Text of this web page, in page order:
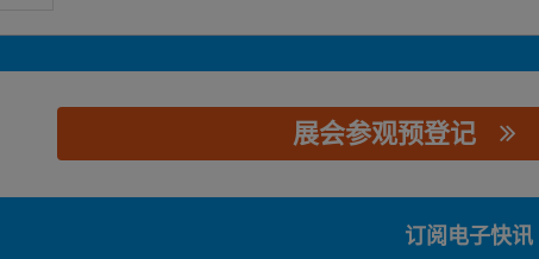
展会参观预登记
订阅电子快讯